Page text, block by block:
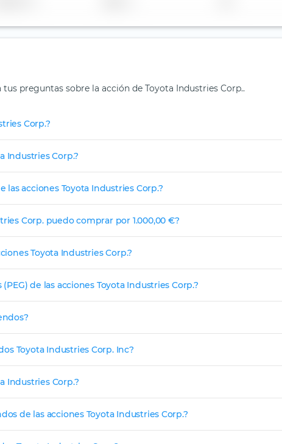
preguntas sobre la acción de Toyota Industries Corp..
Corp.?
Industries Corp.?
las acciones Toyota Industries Corp.?
Corp. puedo comprar por 1.000,00 €?
Toyota Industries Corp.?
de las acciones Toyota Industries Corp.?
Toyota Industries Corp. Inc?
Industries Corp.?
de las acciones Toyota Industries Corp.?